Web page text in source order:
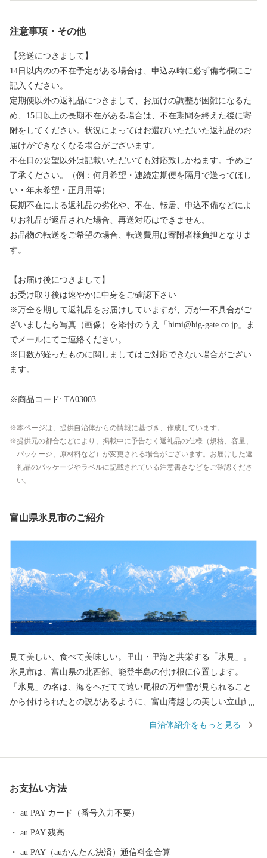
注意事項・その他
【発送につきまして】
14日以内のの不在予定がある場合は、申込み時に必ず備考欄にご
記入ください。
定期便以外の返礼品につきまして、お届けの調整が困難になるた
め、15日以上の長期不在がある場合は、不在期間を終えた後に寄
附をしてください。状況によってはお選びいただいた返礼品のお
届けができなくなる場合がございます。
不在日の要望以外は記載いただいても対応致しかねます。予めご
了承ください。（例：何月希望・連続定期便を隔月で送ってほし
い・年末希望・正月用等）
長期不在による返礼品の劣化や、不在、転居、申込不備などによ
りお礼品が返品された場合、再送対応はできません。
お品物の転送をご希望の場合、転送費用は寄附者様負担となりま
す。
【お届け後につきまして】
お受け取り後は速やかに中身をご確認下さい
※万全を期して返礼品をお届けしていますが、万が一不具合がご
ざいましたら写真（画像）を添付のうえ「himi@big-gate.co.jp」ま
でメールにてご連絡ください。
※日数が経ったものに関しましてはご対応できない場合がござい
ます。
※商品コード: TA03003
本ページは、提供自治体からの情報に基づき、作成しています。
提供元の都合などにより、掲載中に予告なく返礼品の仕様（規格、容量、
パッケージ、原材料など）が変更される場合がございます。お届けした返
礼品のパッケージやラベルに記載されている注意書きなどをご確認くださ
い。
富山県氷見市のご紹介
見て美しい、食べて美味しい。里山・里海と共栄する「氷見」。
氷見市は、富山県の北西部、能登半島の付け根に位置します。
「氷見」の名は、海をへだてて遠い尾根の万年雪が見られること
から付けられたとの説があるように、富山湾越しの美しい立山連
開業した北陸新幹線「新高岡駅」から、城端駅・氷見線に乗り継
て水揚げされます。また、氷見が発祥の地である越中式定置網漁
は、豊富な魚介類を「採り過ぎない」ことで水産資源を守る持続
漁師町という印象が強いかと思いますが、複数の小さな川に沿っ
て多数の谷戸が広がります。立山連峰を望む棚田や稲がはざかけ
自治体紹介をもっと見る
お支払い方法
au PAY カード（番号入力不要）
au PAY 残高
au PAY（auかんたん決済）通信料金合算